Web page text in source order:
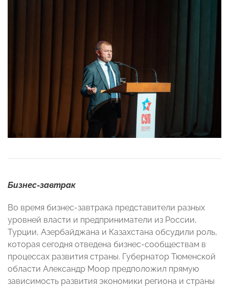
Бизнес-завтрак
Во время бизнес-завтрака представители разных
уровней власти и предприниматели из России,
Турции, Азербайджана и Казахстана обсудили роль,
которая сегодня отведена бизнес-сообществам в
процессах развития страны. Губернатор Тюменской
области Александр Моор предположил прямую
зависимость развития экономики региона и страны